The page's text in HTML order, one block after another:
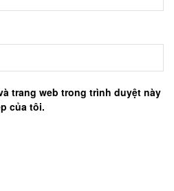
trang web trong trình duyệt này
của tôi.